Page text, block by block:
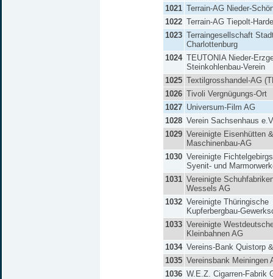
1021 Terrain-AG Nieder-
1022 Terrain-AG Tiepolt-
1023 Terraingesellschaft
Charlottenburg
1024 TEUTONIA Nieder-
Steinkohlenbau-Verein
1025 Textilgrosshandel-AG
1026 Tivoli Vergnügungs-Ort
1027 Universum-Film AG
1028 Verein Sachsenhaus
1029 Vereinigte Eisenhütten &
Maschinenbau-AG
1030 Vereinigte
Syenit- und
1031 Vereinigte
Wessels AG
1032 Vereinigte Thüringische
Kupferbergbau-
1033 Vereinigte
Kleinbahnen AG
1034 Vereins-Bank Quistorp
1035 Vereinsbank Meiningen
1036 W.E.Z. Cigarren-Fabrik